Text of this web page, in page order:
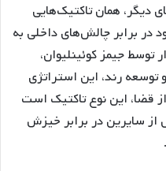
دیگر، همان تاکتیک‌هایی
در برابر چالش‌های داخلی به
توسط جیمز کوئینلیوان،
رند، این استراتژی
قضا، این نوع تاکتیک است
سایرین در برابر خیزش